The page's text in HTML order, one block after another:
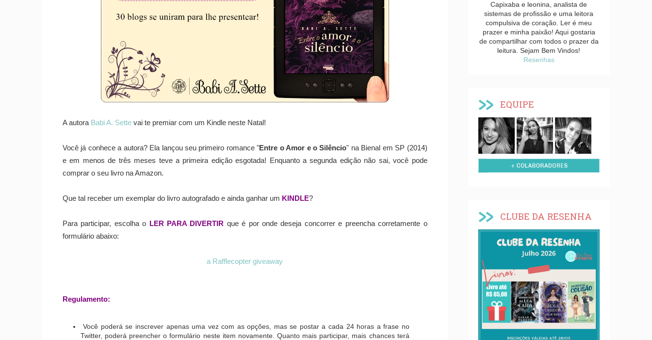
A autora Babi A. Sette vai te premiar com um Kindle neste Natal!
Você já conhece a autora? Ela lançou seu primeiro romance "Entre o Amor e o Silêncio" na Bienal em SP (2014)
e em menos de três meses teve a primeira edição esgotada! Enquanto a segunda edição não sai, você pode
comprar o seu livro na Amazon.
Que tal receber um exemplar do livro autografado e ainda ganhar um KINDLE?
Para participar, escolha o LER PARA DIVERTIR que é por onde deseja concorrer e preencha corretamente o
formulário abaixo:
a Rafflecopter giveaway
Regulamento:
Você poderá se inscrever apenas uma vez com as opções, mas se postar a cada 24 horas a frase no
Twitter, poderá preencher o formulário neste item novamente. Quanto mais participar, mais chances terá
Capixaba e leonina, analista de
sistemas de profissão e uma leitora
compulsiva de coração. Ler é meu
prazer e minha paixão! Aqui gostaria
de compartilhar com todos o prazer da
leitura. Sejam Bem Vindos!
Resenhas
EQUIPE
CLUBE DA RESENHA